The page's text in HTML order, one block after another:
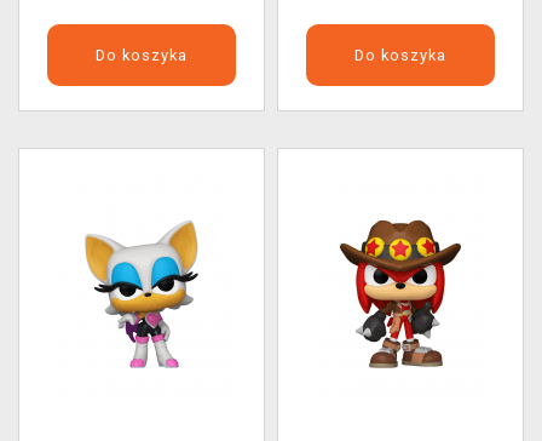
Do koszyka Do koszyka